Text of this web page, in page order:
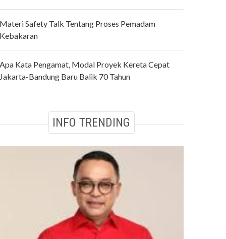
Safety Talk Tentang Proses Pemadam
Kata Pengamat, Modal Proyek Kereta Cepat
Bandung Baru Balik 70 Tahun
INFO TRENDING